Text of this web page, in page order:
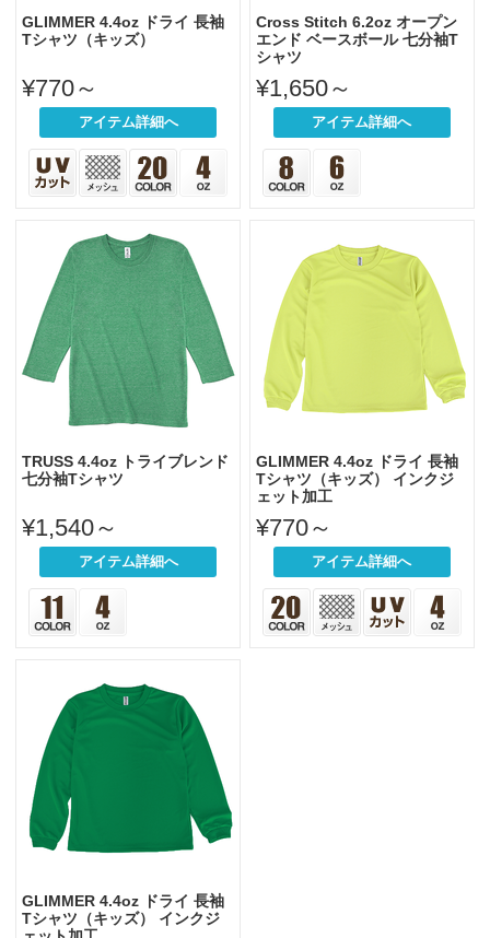
GLIMMER 4.4oz ドライ 長袖
Tシャツ（キッズ）
¥770～
アイテム詳細へ
Cross Stitch 6.2oz オープン
エンド ベースボール 七分袖T
シャツ
¥1,650～
アイテム詳細へ
TRUSS 4.4oz トライブレンド
七分袖Tシャツ
¥1,540～
アイテム詳細へ
GLIMMER 4.4oz ドライ 長袖
Tシャツ（キッズ） インクジ
ェット加工
¥770～
アイテム詳細へ
GLIMMER 4.4oz ドライ 長袖
Tシャツ（キッズ） インクジ